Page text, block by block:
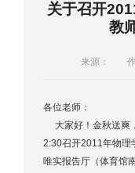
关于召开
教
来源：
各位老师：
大家好！金秋送爽
2:30召开2011年物理
唯实报告厅（体育馆